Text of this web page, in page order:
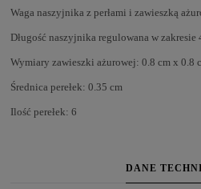
Waga naszyjnika z perłami i zawieszką
Długość naszyjnika regulowana w zakresie
Wymiary zawieszki ażurowej: 0.8 cm x 0.8
Średnica perełek: 0.35 cm
Ilość perełek: 6
DANE